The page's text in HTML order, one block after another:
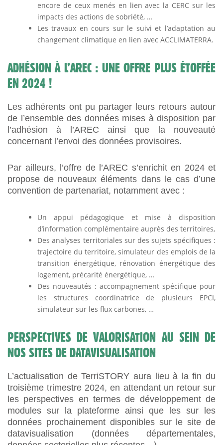
encore de ceux menés en lien avec la CERC sur les
impacts des actions de sobriété, …
Les travaux en cours sur le suivi et l’adaptation au
changement climatique en lien avec ACCLIMATERRA.
ADHÉSION À L’AREC : UNE OFFRE PLUS ÉTOFFÉE
EN 2024 !
Les adhérents ont pu partager leurs retours autour
de l’ensemble des données mises à disposition par
l’adhésion à l’AREC ainsi que la nouveauté
concernant l’envoi des données provisoires.
Par ailleurs, l’offre de l’AREC s’enrichit en 2024 et
propose de nouveaux éléments dans le cas d’une
convention de partenariat, notamment avec :
Un appui pédagogique et mise à disposition
d’information complémentaire auprès des territoires,
Des analyses territoriales sur des sujets spécifiques :
trajectoire du territoire, simulateur des emplois de la
transition énergétique, rénovation énergétique des
logement, précarité énergétique, …
Des nouveautés : accompagnement spécifique pour
les structures coordinatrice de plusieurs EPCI,
simulateur sur les flux carbones, …
PERSPECTIVES DE VALORISATION AU SEIN DE
NOS SITES DE DATAVISUALISATION
L’actualisation de TerriSTORY aura lieu à la fin du
troisième trimestre 2024, en attendant un retour sur
les perspectives en termes de développement de
modules sur la plateforme ainsi que les sur les
données prochainement disponibles sur le site de
datavisualisation (données départementales,